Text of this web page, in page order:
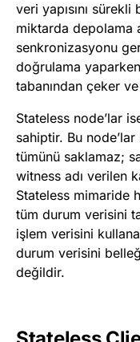
veri yapısını
miktarda depolama
senkronizasyonu
doğrulama
tabanından çeker ve
Stateless node’lar
sahiptir. Bu
tümünü saklamaz;
witness adı verilen
Stateless mimaride
tüm durum verisini
işlem verisini
durum verisini
değildir.